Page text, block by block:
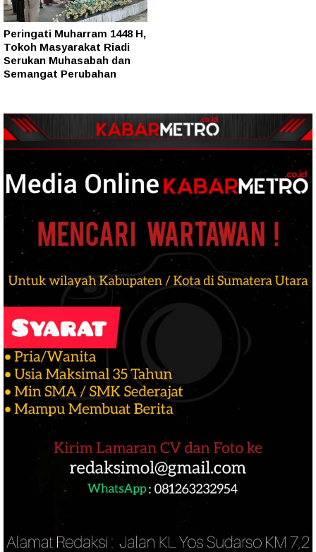
Peringati Muharram 1448 H,
Tokoh Masyarakat Riadi
Serukan Muhasabah dan
Semangat Perubahan